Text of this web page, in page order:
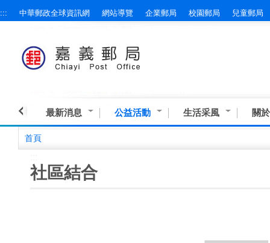
跳到主要內容區塊
::: 中華郵政全球資訊網 網站導覽 企業郵局 校園郵局 兒童郵局
最新消息 公益活動 生活采風 關
首頁
社區結合